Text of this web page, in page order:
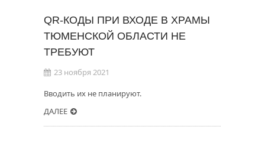
QR-КОДЫ ПРИ ВХОДЕ В ХРАМЫ
ТЮМЕНСКОЙ ОБЛАСТИ НЕ
ТРЕБУЮТ
23 ноября 2021
Вводить их не планируют.
ДАЛЕЕ